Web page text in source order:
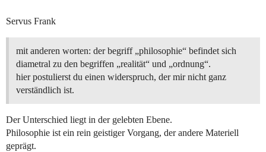
Servus Frank
mit anderen worten: der begriff „philosophie“ befindet sich
diametral zu den begriffen „realität“ und „ordnung“.
hier postulierst du einen widerspruch, der mir nicht ganz
verständlich ist.
Der Unterschied liegt in der gelebten Ebene.
Philosophie ist ein rein geistiger Vorgang, der andere Materiell
geprägt.